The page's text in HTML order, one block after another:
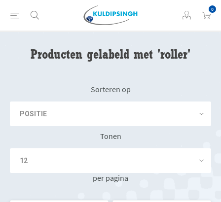
0
Producten gelabeld met 'roller'
Sorteren op
Tonen
per pagina